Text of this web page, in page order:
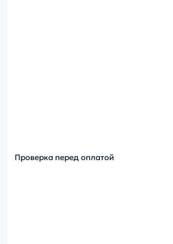
Проверка перед оплатой